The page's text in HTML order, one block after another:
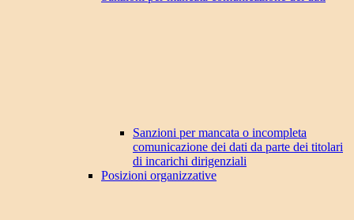
Sanzioni per mancata o incompleta
comunicazione dei dati da parte dei titolari
di incarichi dirigenziali
Posizioni organizzative